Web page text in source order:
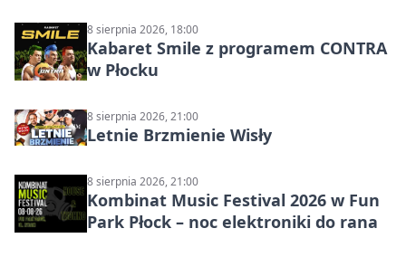
8 sierpnia 2026, 18:00
Kabaret Smile z programem CONTRA
w Płocku
8 sierpnia 2026, 21:00
Letnie Brzmienie Wisły
8 sierpnia 2026, 21:00
Kombinat Music Festival 2026 w Fun
Park Płock – noc elektroniki do rana